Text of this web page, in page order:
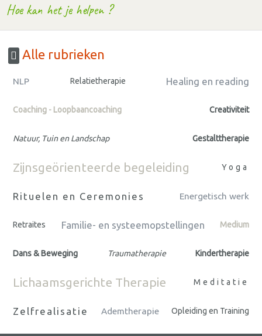
Hoe kan het je helpen ?
Alle rubrieken
NLP Relatietherapie Healing en reading
Coaching - Loopbaancoaching Creativiteit
Natuur, Tuin en Landschap Gestalttherapie
Zijnsgeörienteerde begeleiding Yoga
Rituelen en Ceremonies Energetisch werk
Retraites Familie- en systeemopstellingen Medium
Dans & Beweging Traumatherapie Kindertherapie
Lichaamsgerichte Therapie Meditatie
Zelfrealisatie Ademtherapie Opleiding en Training